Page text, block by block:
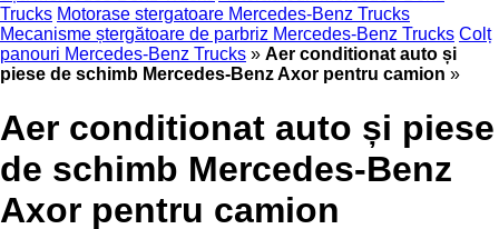
Trucks Motorase stergatoare Mercedes-Benz Trucks
Mecanisme ștergătoare de parbriz Mercedes-Benz Trucks Colț
panouri Mercedes-Benz Trucks » Aer conditionat auto și
piese de schimb Mercedes-Benz Axor pentru camion »
Aer conditionat auto și piese
de schimb Mercedes-Benz
Axor pentru camion